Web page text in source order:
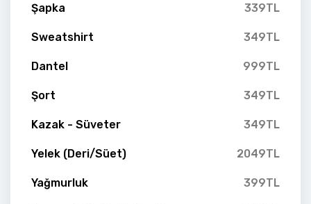
Şapka 339TL
Sweatshirt 349TL
Dantel 999TL
Şort 349TL
Kazak - Süveter 349TL
Yelek (Deri/Süet) 2049TL
Yağmurluk 399TL